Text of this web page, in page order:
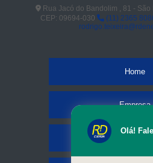
Rua Jacó do Bandolim , 81 - São
CEP: 09694-030
(11) 2365
Home
Empresa
Olá!